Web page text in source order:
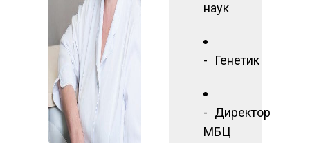
наук
Генетик
Директор
МБЦ